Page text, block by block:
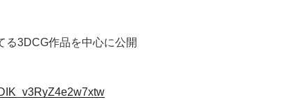
る3DCG作品を中心に公開